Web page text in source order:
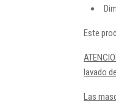
Este
lavado
Las